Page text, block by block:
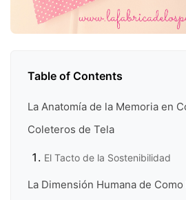
Table of Contents
La Anatomía de la Memoria en
Coleteros de Tela
El Tacto de la Sostenibilidad
La Dimensión Humana de